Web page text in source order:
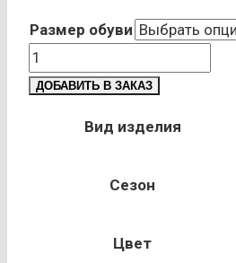
Размер обуви
Количество
товара
утепленные
ДОБАВИТЬ В ЗАКАЗ
Вид изделия
Сезон
Цвет